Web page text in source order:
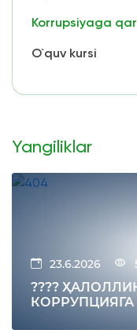
Korrupsiyaga
O`quv kursi
Yangiliklar
23.6.2026
????